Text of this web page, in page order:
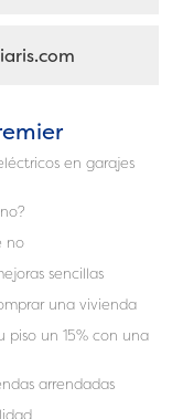
en garajes
no
sencillas
una vivienda
piso un 15% con una
arrendadas